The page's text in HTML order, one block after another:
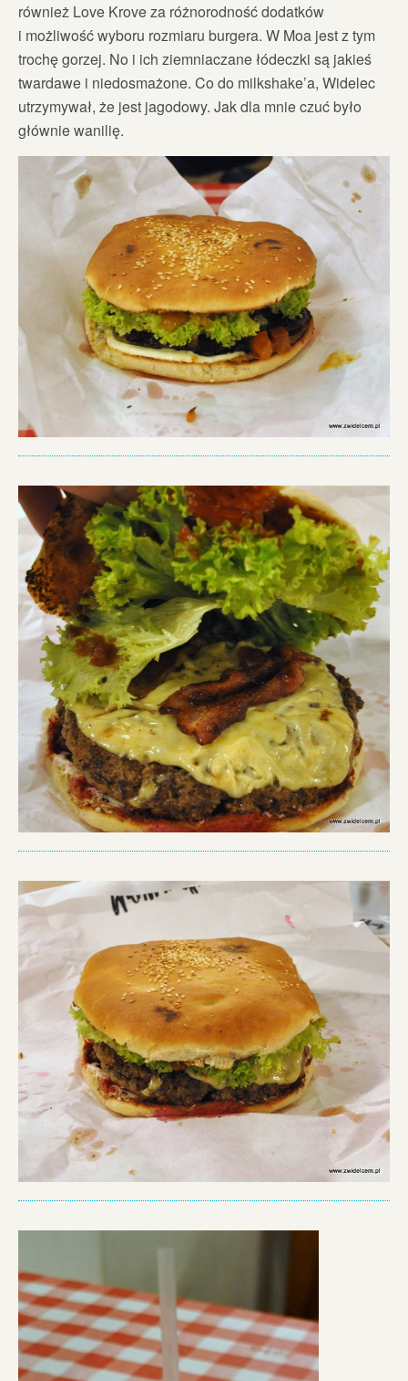
również Love Krove za różnorodność dodatków
i możliwość wyboru rozmiaru burgera. W Moa jest z tym
trochę gorzej. No i ich ziemniaczane łódeczki są jakieś
twardawe i niedosmażone. Co do milkshake’a, Widelec
utrzymywał, że jest jagodowy. Jak dla mnie czuć było
głównie wanilię.